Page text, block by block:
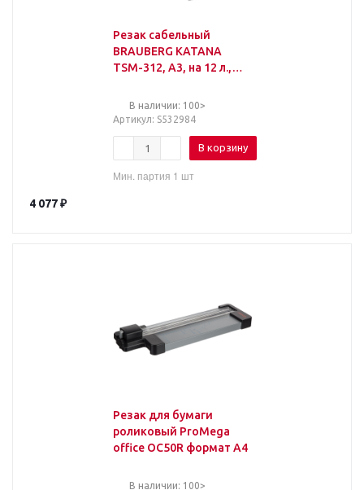
Резак сабельный
BRAUBERG KATANA
TSM-312, А3, на 12 л.,
металлическое
основание
В наличии: 100>
Артикул: S532984
В корзину
Мин. партия 1 шт
4 077₽
Резак для бумаги
роликовый ProMega
office OC50R формат А4
В наличии: 100>